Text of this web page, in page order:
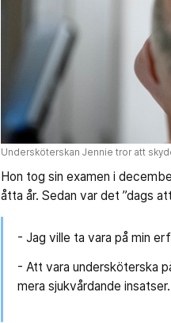
Undersköterskan Jennie tror att
Hon tog sin examen i
åtta år. Sedan var det ”dags
- Jag ville ta vara på min
- Att vara undersköterska
mera sjukvårdande